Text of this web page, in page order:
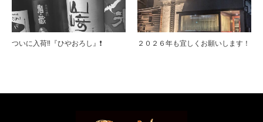
ついに入荷‼︎『ひやおろし』❗️ ２０２６年も宜しくお願いします！